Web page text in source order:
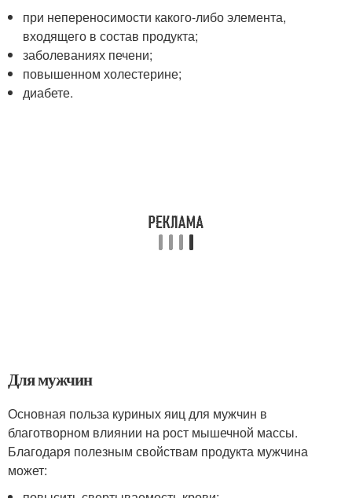
при непереносимости какого-либо элемента,
входящего в состав продукта;
заболеваниях печени;
повышенном холестерине;
диабете.
Для мужчин
Основная польза куриных яиц для мужчин в
благотворном влиянии на рост мышечной массы.
Благодаря полезным свойствам продукта мужчина
может: